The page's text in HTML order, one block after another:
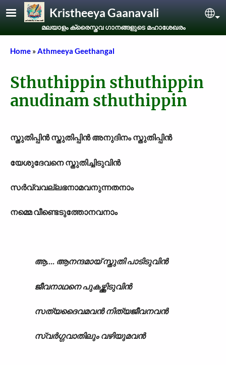
Skip to main contentKristheeya Gaanavali
മലയാളം ക്രൈസ്തവ ഗാനങ്ങളുടെ മഹാശേഖരം
Breadcrumb
Home Athmeeya Geethangal
Sthuthippin sthuthippin
anudinam sthuthippin
സ്തുതിപ്പിൻ സ്തുതിപ്പിൻ അനുദിനം സ്തുതിപ്പിൻ
യേശുദേവനെ സ്തുതിച്ചിടുവിൻ
സർവ്വവല്ലഭനാമവനുന്നതനാം
നമ്മെ വീണ്ടെടുത്തോനവനാം
ആ.... ആനന്ദമായ് സ്തുതി പാടിടുവിൻ
ജീവനാഥനെ പുകഴ്ത്തിടുവിൻ
സത്യദൈവമവൻ നിത്യജീവനവൻ
സ്വർഗ്ഗവാതിലും വഴിയുമവൻ